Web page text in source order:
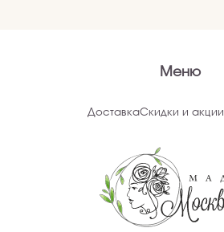
Меню
ДоставкаСкидки и акции